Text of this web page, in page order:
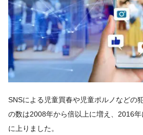
SNSによる児童買春や児童ポルノなどの
の数は2008年から倍以上に増え、2016
に上りました。